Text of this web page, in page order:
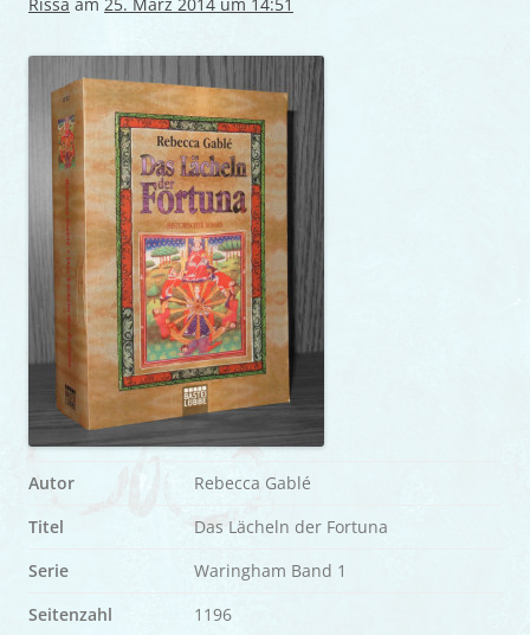
Autor
Rebecca Gablé
Titel
Das Lächeln der Fortuna
Serie
Waringham Band 1
Seitenzahl
1196